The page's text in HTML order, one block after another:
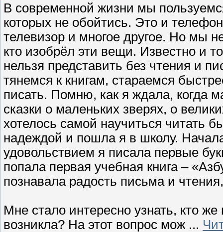
В современной жизни мы
которых не обойтись. Это и
телевизор и многое другое. Но мы
кто изобрёл эти вещи. Известно и
нельзя представить без чтения и
тянемся к книгам, стараемся
писать. Помню, как я ждала, когда
сказки о маленьких зверях, о
хотелось самой научиться читать
надеждой и пошла я в школу.
удовольствием я писала первые
попала первая учебная книга –
познавала радость письма и
Мне стало интересно узнать, кто
возникла? На этот вопрос мож ...